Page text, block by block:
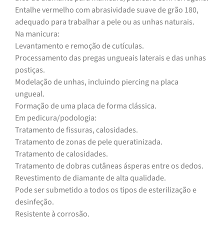
Entalhe vermelho com abrasividade suave de grão 180,
adequado para trabalhar a pele ou as unhas naturais.
Na manicura:
Levantamento e remoção de cutículas.
Processamento das pregas ungueais laterais e das unhas
postiças.
Modelação de unhas, incluindo piercing na placa
ungueal.
Formação de uma placa de forma clássica.
Em pedicura/podologia:
Tratamento de fissuras, calosidades.
Tratamento de zonas de pele queratinizada.
Tratamento de calosidades.
Tratamento de dobras cutâneas ásperas entre os dedos.
Revestimento de diamante de alta qualidade.
Pode ser submetido a todos os tipos de esterilização e
desinfeção.
Resistente à corrosão.